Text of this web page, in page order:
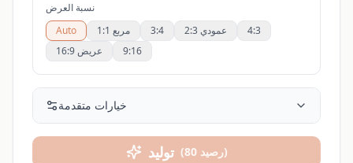
نسبة العرض
Auto
مربع 1:1 3:4 عمودي 2:3
4:3
عريض 16:9
9:16
خيارات متقدمة
توليد (80 رصيد)